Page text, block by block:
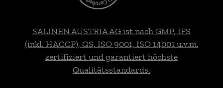
SALINEN AUSTRIA AG ist nach GMP, IFS
(inkl. HACCP), QS, ISO 9001, ISO 14001 u.v.m.
zertifiziert und garantiert höchste
Qualitätsstandards.